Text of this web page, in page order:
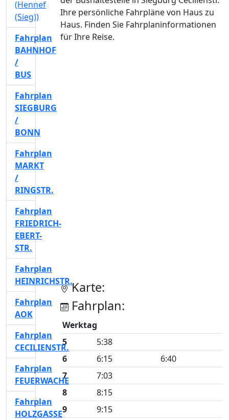
Ihre persönliche Fahrpläne von Haus zu
Haus. Finden Sie Fahrplaninformationen
für Ihre Reise.
Karte:
Fahrplan:
Werktag
5
5:38
6
6:15
6:40
7
7:03
8
8:15
9
9:15
(Hennef
(Sieg))
Fahrplan
BAHNHOF
/
BUS
Fahrplan
SIEGBURG
/
BONN
Fahrplan
MARKT
/
RINGSTR.
Fahrplan
FRIEDRICH-
EBERT-
STR.
Fahrplan
HEINRICHSTR.
Fahrplan
AOK
Fahrplan
CECILIENSTR.
Fahrplan
FEUERWACHE
Fahrplan
HOLZGASSE